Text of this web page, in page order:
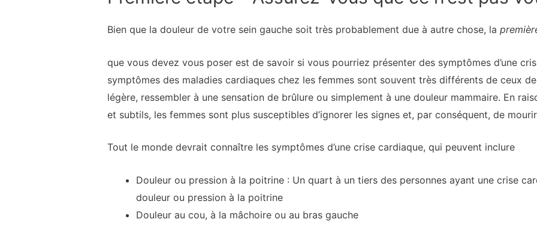
Bien que la douleur de votre sein gauche soit très probablement due à autre chose, la
que vous devez vous poser est de savoir si vous pourriez présenter des symptômes d’une
symptômes des maladies cardiaques chez les femmes sont souvent très différents de ceux
légère, ressembler à une sensation de brûlure ou simplement à une douleur mammaire. En
et subtils, les femmes sont plus susceptibles d’ignorer les signes et, par conséquent, de
Tout le monde devrait connaître les symptômes d’une crise cardiaque, qui peuvent inclure
Douleur ou pression à la poitrine : Un quart à un tiers des personnes ayant une crise
douleur ou pression à la poitrine
Douleur au cou, à la mâchoire ou au bras gauche